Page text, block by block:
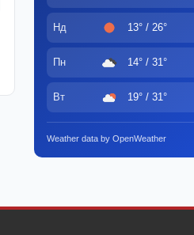
Нд 13° / 26°
Пн 14° / 31°
Вт 19° / 31°
Weather data by OpenWeather